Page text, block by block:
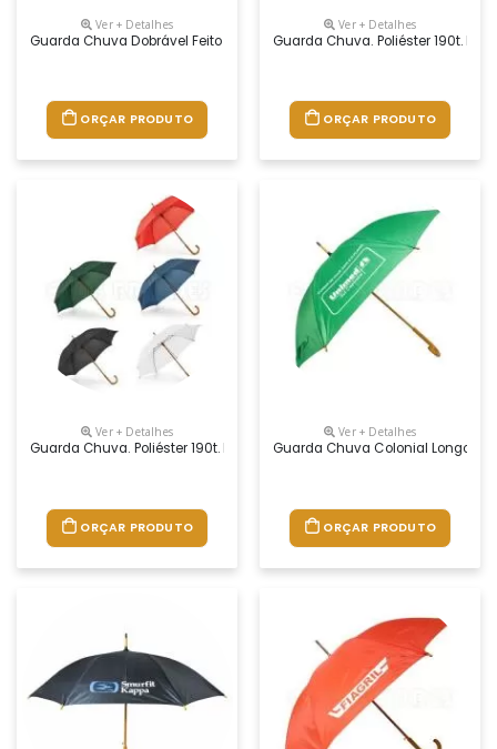
Ver + Detalhes
Guarda Chuva Dobrável Feito De Poliéster, Fornecido Em Bolsa.
ORÇAR PRODUTO
Ver + Detalhes
Guarda Chuva. Poliéster 190t.
ORÇAR PRODUTO
Ver + Detalhes
Guarda Chuva. Poliéster 190t. Haste E Pega Em Madeira. Disponível
ORÇAR PRODUTO
Ver + Detalhes
Guarda Chuva Colonial Longo,
ORÇAR PRODUTO